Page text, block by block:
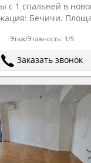
с 1 спальней в
Бечичи.
Этаж/Этажность: 1/5
Заказать звонок